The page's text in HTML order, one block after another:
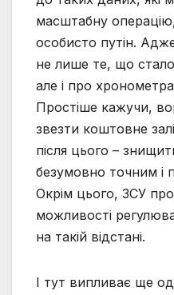
масштабну
особисто путін.
не лише те, що
але і про
Простіше кажучи,
звезти коштовне
після цього –
безумовно точним і
Окрім цього, ЗСУ
можливості
на такій відстані.
І тут випливає ще